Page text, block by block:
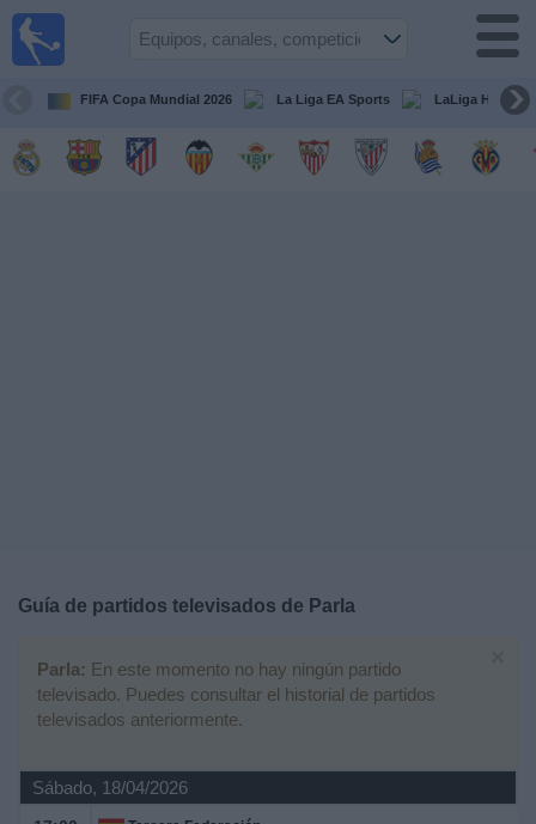
FIFA Copa Mundial 2026 La Liga EA Sports LaLiga
Guía de partidos televisados de Parla
Parla: En este momento no hay ningún partido
televisado. Puedes consultar el historial de partidos
televisados anteriormente.
Sábado, 18/04/2026
Guía de
Televisados
Noticias
Widget